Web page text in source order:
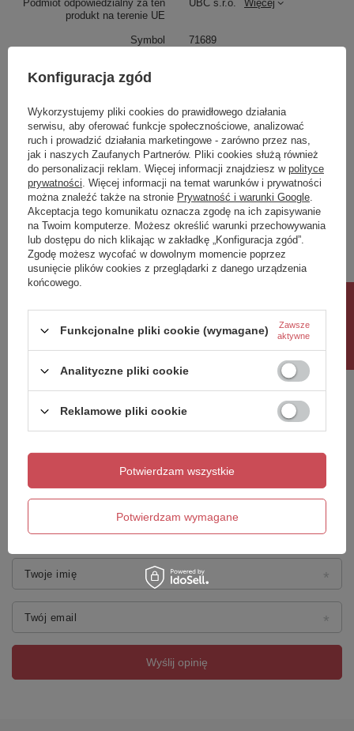
Podmiot odpowiedzialny za ten
produkt na terenie UE
UBC s.r.o. Więcej
Symbol 71689
oczekiwania na dostawę z
Gwarancja w miesiącach 24
kolor chrom
Potrzebujesz pomocy? Masz pytania?
Zadaj pytanie a my odpowiemy niezwłocznie,
najciekawsze pytania i odpowiedzi publikując
dla innych.
Zadaj pytanie
Napisz swoją opinię
Twoja ocena:
5/5
Treść twojej opinii
Dodaj własne zdjęcie produktu:
Twoje imię
Twój email
Wyślij opinię
Konfiguracja zgód
Wykorzystujemy pliki cookies do prawidłowego działania
serwisu, aby oferować funkcje społecznościowe, analizować
ruch i prowadzić działania marketingowe - zarówno przez nas,
jak i naszych Zaufanych Partnerów. Pliki cookies służą również
do personalizacji reklam. Więcej informacji znajdziesz w polityce
prywatności . Więcej informacji na temat warunków i prywatności
można znaleźć także na stronie Prywatność i warunki Google
Akceptacja tego komunikatu oznacza zgodę na ich zapisywanie
na Twoim komputerze. Możesz określić warunki przechowywania
lub dostępu do nich klikając w zakładkę „Konfiguracja zgód”.
Zgodę możesz wycofać w dowolnym momencie poprzez
usunięcie plików cookies z przeglądarki z danego urządzenia
końcowego.
Funkcjonalne pliki cookie (wymagane)
Zawsze
aktywne
Analityczne pliki cookie
Reklamowe pliki cookie
Potwierdzam wymagane
Potwierdzam wszystkie